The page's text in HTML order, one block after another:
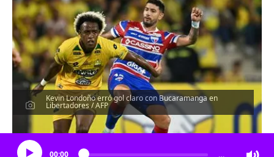
Kevin Londoño erró gol claro con Bucaramanga en
Libertadores / AFP
Escucha el artículo
00:00 …